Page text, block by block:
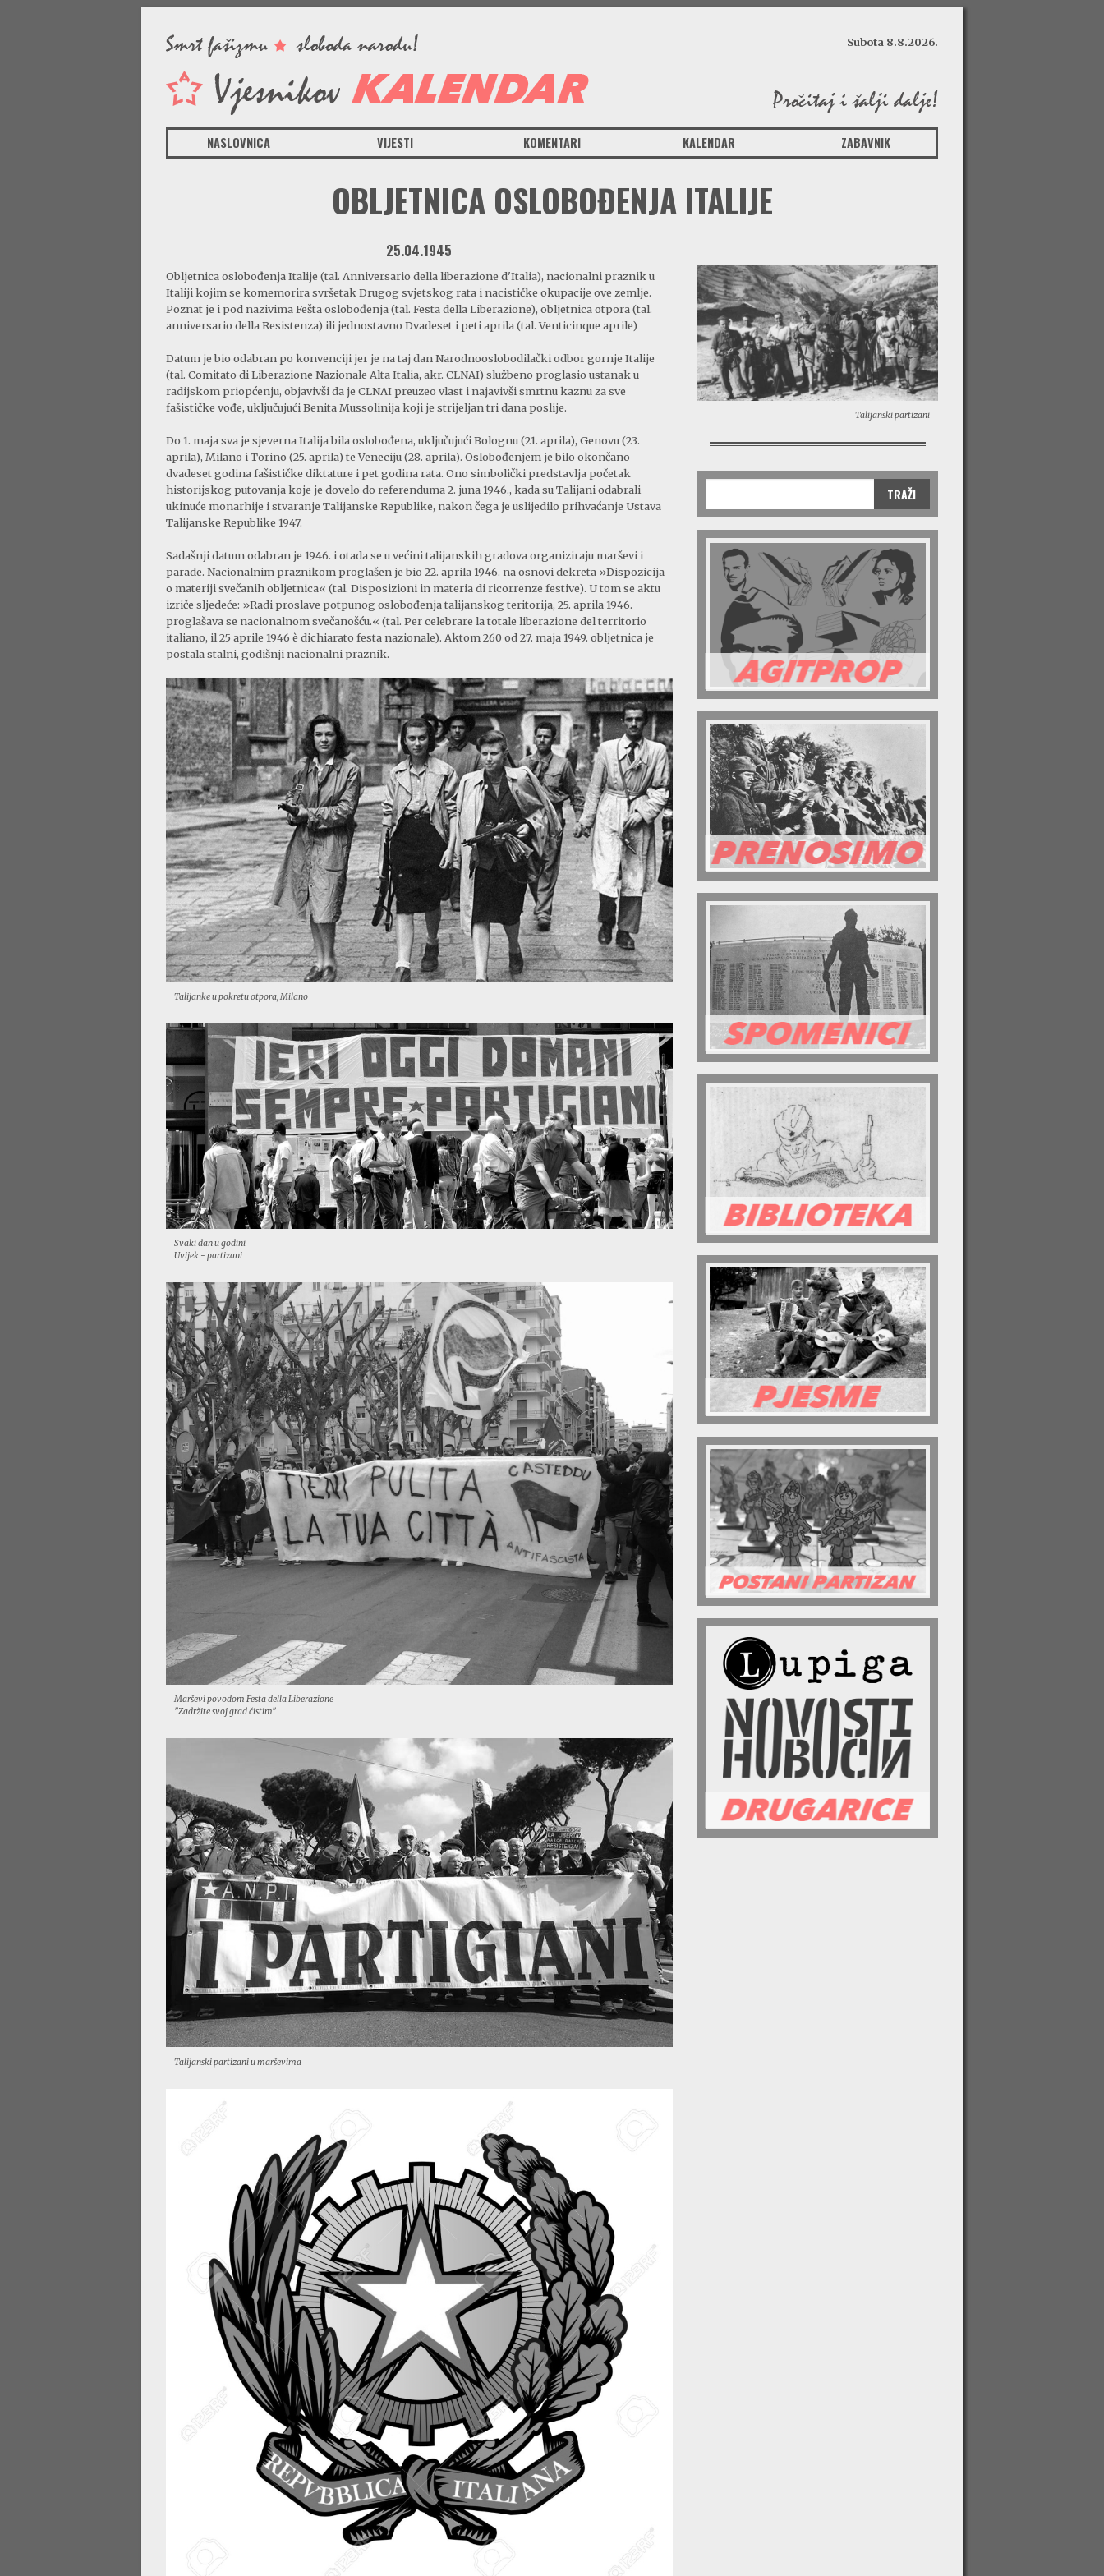
Subota 8.8.2026.
NASLOVNICA VIJESTI KOMENTARI KALENDAR ZABAVNIK
OBLJETNICA OSLOBOĐENJA ITALIJE
25.04.1945
Obljetnica oslobođenja Italije (tal. Anniversario della liberazione d'Italia), nacionalni praznik u
Italiji kojim se komemorira svršetak Drugog svjetskog rata i nacističke okupacije ove zemlje.
Poznat je i pod nazivima Fešta oslobođenja (tal. Festa della Liberazione), obljetnica otpora (tal.
anniversario della Resistenza) ili jednostavno Dvadeset i peti aprila (tal. Venticinque aprile)
Datum je bio odabran po konvenciji jer je na taj dan Narodnooslobodilački odbor gornje Italije
(tal. Comitato di Liberazione Nazionale Alta Italia, akr. CLNAI) službeno proglasio ustanak u
radijskom priopćenju, objavivši da je CLNAI preuzeo vlast i najavivši smrtnu kaznu za sve
fašističke vođe, uključujući Benita Mussolinija koji je strijeljan tri dana poslije.
Do 1. maja sva je sjeverna Italija bila oslobođena, uključujući Bolognu (21. aprila), Genovu (23.
aprila), Milano i Torino (25. aprila) te Veneciju (28. aprila). Oslobođenjem je bilo okončano
dvadeset godina fašističke diktature i pet godina rata. Ono simbolički predstavlja početak
historijskog putovanja koje je dovelo do referenduma 2. juna 1946., kada su Talijani odabrali
ukinuće monarhije i stvaranje Talijanske Republike, nakon čega je uslijedilo prihvaćanje Ustava
Talijanske Republike 1947.
Sadašnji datum odabran je 1946. i otada se u većini talijanskih gradova organiziraju marševi i
parade. Nacionalnim praznikom proglašen je bio 22. aprila 1946. na osnovi dekreta »Dispozicija
o materiji svečanih obljetnica« (tal. Disposizioni in materia di ricorrenze festive). U tom se aktu
izriče sljedeće: »Radi proslave potpunog oslobođenja talijanskog teritorija, 25. aprila 1946.
proglašava se nacionalnom svečanošću.« (tal. Per celebrare la totale liberazione del territorio
italiano, il 25 aprile 1946 è dichiarato festa nazionale). Aktom 260 od 27. maja 1949. obljetnica je
postala stalni, godišnji nacionalni praznik.
Talijanke u pokretu otpora, Milano
Svaki dan u godini
Uvijek - partizani
Marševi povodom Festa della Liberazione
"Zadržite svoj grad čistim"
Talijanski partizani u marševima
Talijanski partizani